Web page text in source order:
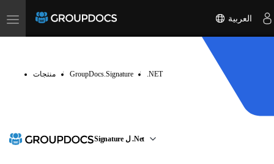
Toggle
navigation
العربية
منتجات GroupDocs.Signature .NET
Signature ل .Net